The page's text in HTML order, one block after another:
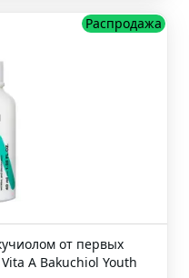
Распродажа
от первых
A Bakuchiol Youth